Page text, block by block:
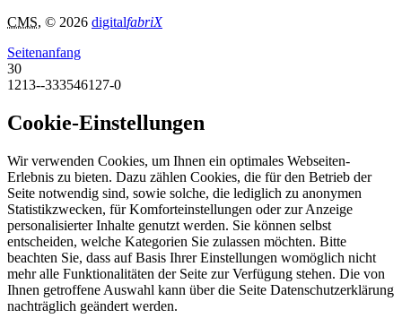
CMS, © 2026 digitalfabriX
Seitenanfang
30
1213--333546127-0
Cookie-Einstellungen
Wir verwenden Cookies, um Ihnen ein optimales Webseiten-
Erlebnis zu bieten. Dazu zählen Cookies, die für den Betrieb der
Seite notwendig sind, sowie solche, die lediglich zu anonymen
Statistikzwecken, für Komforteinstellungen oder zur Anzeige
personalisierter Inhalte genutzt werden. Sie können selbst
entscheiden, welche Kategorien Sie zulassen möchten. Bitte
beachten Sie, dass auf Basis Ihrer Einstellungen womöglich nicht
mehr alle Funktionalitäten der Seite zur Verfügung stehen. Die von
Ihnen getroffene Auswahl kann über die Seite Datenschutzerklärung
nachträglich geändert werden.